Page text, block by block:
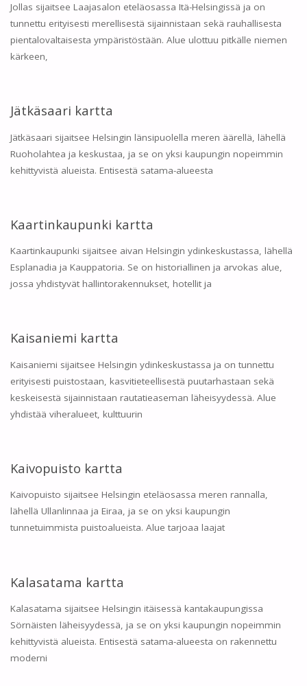
Jollas sijaitsee Laajasalon eteläosassa Itä-Helsingissä ja on
tunnettu erityisesti merellisestä sijainnistaan sekä rauhallisesta
pientalovaltaisesta ympäristöstään. Alue ulottuu pitkälle niemen
kärkeen,
Jätkäsaari kartta
Jätkäsaari sijaitsee Helsingin länsipuolella meren äärellä, lähellä
Ruoholahtea ja keskustaa, ja se on yksi kaupungin nopeimmin
kehittyvistä alueista. Entisestä satama-alueesta
Kaartinkaupunki kartta
Kaartinkaupunki sijaitsee aivan Helsingin ydinkeskustassa, lähellä
Esplanadia ja Kauppatoria. Se on historiallinen ja arvokas alue,
jossa yhdistyvät hallintorakennukset, hotellit ja
Kaisaniemi kartta
Kaisaniemi sijaitsee Helsingin ydinkeskustassa ja on tunnettu
erityisesti puistostaan, kasvitieteellisestä puutarhastaan sekä
keskeisestä sijainnistaan rautatieaseman läheisyydessä. Alue
yhdistää viheralueet, kulttuurin
Kaivopuisto kartta
Kaivopuisto sijaitsee Helsingin eteläosassa meren rannalla,
lähellä Ullanlinnaa ja Eiraa, ja se on yksi kaupungin
tunnetuimmista puistoalueista. Alue tarjoaa laajat
Kalasatama kartta
Kalasatama sijaitsee Helsingin itäisessä kantakaupungissa
Sörnäisten läheisyydessä, ja se on yksi kaupungin nopeimmin
kehittyvistä alueista. Entisestä satama-alueesta on rakennettu
moderni